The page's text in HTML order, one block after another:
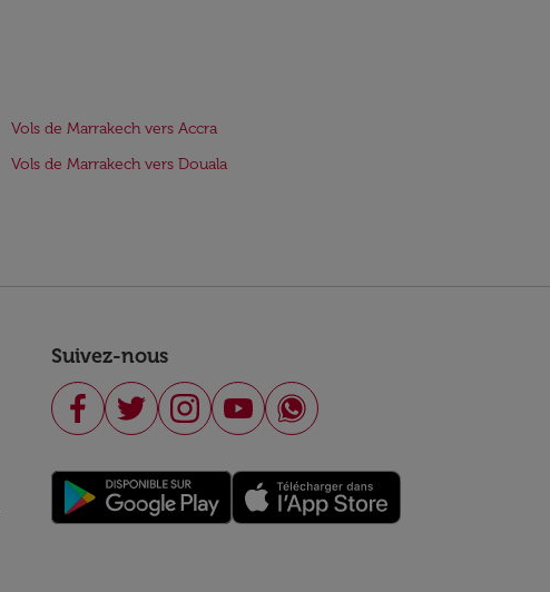
Vols de Marrakech vers Accra
Vols de Marrakech vers Douala
Suivez-nous